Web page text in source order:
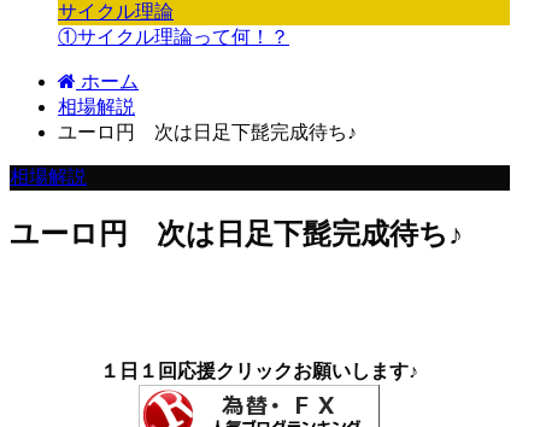
サイクル理論
①サイクル理論って何！？
ホーム
相場解説
ユーロ円 次は日足下髭完成待ち♪
相場解説
ユーロ円 次は日足下髭完成待ち♪
１日１回応援クリックお願いします♪